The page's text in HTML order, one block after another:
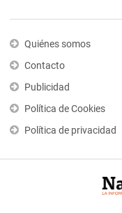
Quiénes somos
Contacto
Publicidad
Política de Cookies
Política de privacidad